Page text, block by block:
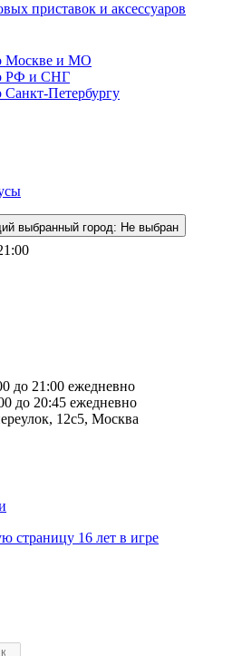
приставок и аксессуаров
Москве и МО
РФ и СНГ
Санкт-Петербургу
выбранный город: Не выбран
до 21:00 ежедневно
до 20:45 ежедневно
12с5, Москва
страницу 16 лет в игре